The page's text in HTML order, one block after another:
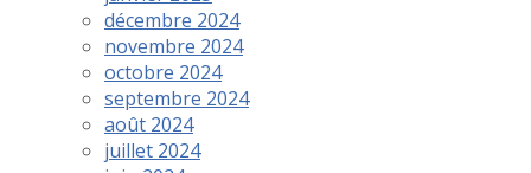
décembre 2024
novembre 2024
octobre 2024
septembre 2024
août 2024
juillet 2024